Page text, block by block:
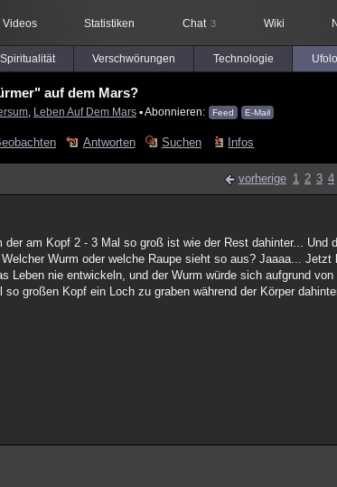
Videos Statistiken Chat 3 Wiki
Spiritualität Verschwörungen Technologie
auf dem Mars?
Leben Auf Dem Mars ▪ Abonnieren: Feed E-Mail
Antworten Suchen Infos
vorherige 1 2 3 4
am Kopf 2 - 3 Mal so groß ist wie der Rest dahinter... Und
Wurm oder welche Raupe sieht so aus? Jaaaa...
nie entwickeln, und der Wurm würde sich aufgrund
großen Kopf ein Loch zu graben während der Körper